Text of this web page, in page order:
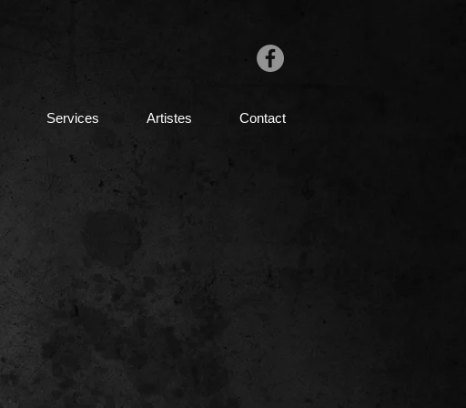
Services Artistes Contact